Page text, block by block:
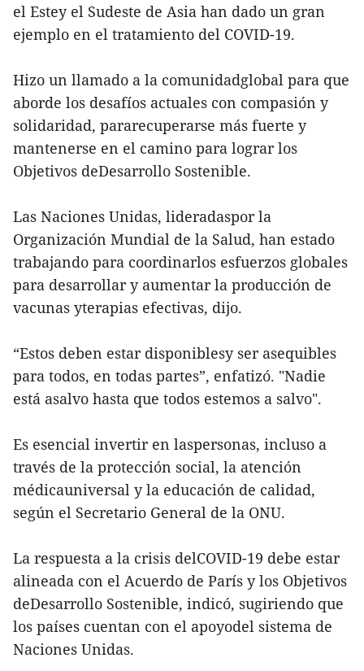
el Estey el Sudeste de Asia han dado un gran
ejemplo en el tratamiento del COVID-19.
Hizo un llamado a la comunidadglobal para que
aborde los desafíos actuales con compasión y
solidaridad, pararecuperarse más fuerte y
mantenerse en el camino para lograr los
Objetivos deDesarrollo Sostenible.
Las Naciones Unidas, lideradaspor la
Organización Mundial de la Salud, han estado
trabajando para coordinarlos esfuerzos globales
para desarrollar y aumentar la producción de
vacunas yterapias efectivas, dijo.
“Estos deben estar disponiblesy ser asequibles
para todos, en todas partes”, enfatizó. "Nadie
está asalvo hasta que todos estemos a salvo".
Es esencial invertir en laspersonas, incluso a
través de la protección social, la atención
médicauniversal y la educación de calidad,
según el Secretario General de la ONU.
La respuesta a la crisis delCOVID-19 debe estar
alineada con el Acuerdo de París y los Objetivos
deDesarrollo Sostenible, indicó, sugiriendo que
los países cuentan con el apoyodel sistema de
Naciones Unidas.